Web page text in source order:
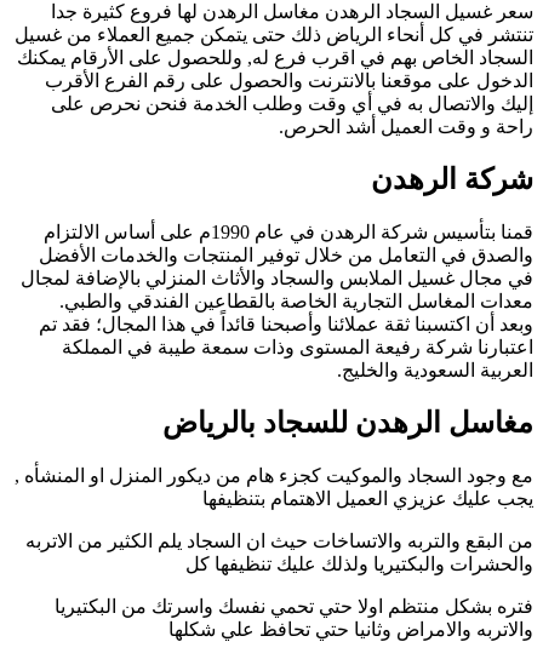
سعر غسيل السجاد الرهدن مغاسل الرهدن لها فروع كثيرة جدا
تنتشر في كل أنحاء الرياض ذلك حتى يتمكن جميع العملاء من غسيل
السجاد الخاص بهم في اقرب فرع له, وللحصول على الأرقام يمكنك
الدخول على موقعنا بالانترنت والحصول على رقم الفرع الأقرب
إليك والاتصال به في أي وقت وطلب الخدمة فنحن نحرص على
راحة و وقت العميل أشد الحرص.
شركة الرهدن
قمنا بتأسيس شركة الرهدن في عام 1990م على أساس الالتزام
والصدق في التعامل من خلال توفير المنتجات والخدمات الأفضل
في مجال غسيل الملابس والسجاد والأثاث المنزلي بالإضافة لمجال
معدات المغاسل التجارية الخاصة بالقطاعين الفندقي والطبي.
وبعد أن اكتسبنا ثقة عملائنا وأصبحنا قائداً في هذا المجال؛ فقد تم
اعتبارنا شركة رفيعة المستوى وذات سمعة طيبة في المملكة
العربية السعودية والخليج.
مغاسل الرهدن للسجاد بالرياض
مع وجود السجاد والموكيت كجزء هام من ديكور المنزل او المنشأه ,
يجب عليك عزيزي العميل الاهتمام بتنظيفها
من البقع والتربه والاتساخات حيث ان السجاد يلم الكثير من الاتربه
والحشرات والبكتيريا ولذلك عليك تنظيفها كل
فتره بشكل منتظم اولا حتي تحمي نفسك واسرتك من البكتيريا
والاتربه والامراض وثانيا حتي تحافظ علي شكلها